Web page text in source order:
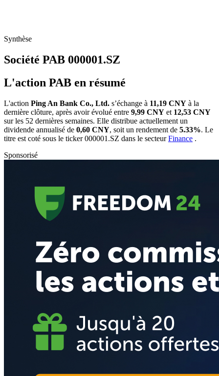
Synthèse
Société PAB 000001.SZ
L'action PAB en résumé
L'action Ping An Bank Co., Ltd. s’échange à 11,19 CNY à la
dernière clôture, après avoir évolué entre 9,99 CNY et 12,53 CNY
sur les 52 dernières semaines. Elle distribue actuellement un
dividende annualisé de 0,60 CNY, soit un rendement de 5.33%. Le
titre est coté sous le ticker000001.SZ dans le secteurFinance .
Sponsorisé